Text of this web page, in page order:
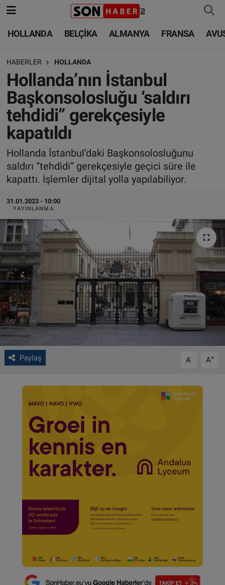
HOLLANDA BELÇİKA ALMANYA FRANSA
HABERLER HOLLANDA
Hollanda’nın İstanbul
Başkonsolosluğu ‘saldırı
tehdidi” gerekçesiyle
kapatıldı
Hollanda İstanbul’daki Başkonsolosluğunu
saldırı “tehdidi” gerekçesiyle geçici süre ile
kapattı. İşlemler dijital yolla yapılabiliyor.
31.01.2023 - 10:00
YAYINLANMA
Paylaş A- A+
HOLLANDA
BELÇİKA
ALMANYA
FRANSA
AVUSTURYA
SAĞLIK - YAŞAM
HOLLANDA
BELÇİKA
ALMANYA
TÜRKİYE
DÜNYA
BİLİM-TEKNOLOJİ
FOTO GALERİ
VIDEO GALERİ
ALGEMENE VOORWAARDEN
CONTACT
Çerez Politikası
Nöbetçi Eczaneler
Hava Durumu
Trafik Durumu
Süper Lig Puan Durumu ve Fikstür
Tüm Manşetler
Son Dakika Haberleri